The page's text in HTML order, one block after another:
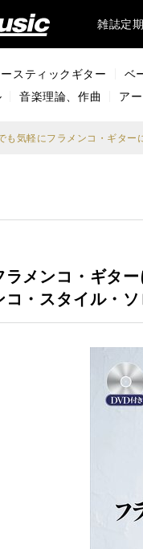
雑誌定
スティックギター ベ
音楽理論、作曲 ア
ラメンコ・ギタ
コ・スタイル・